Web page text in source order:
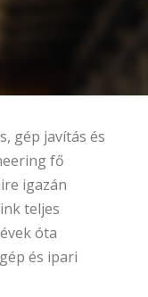
gép javítás és
fő
igazán
teljes
óta
és ipari